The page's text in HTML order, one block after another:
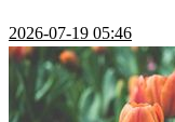
2026-07-19 05:46